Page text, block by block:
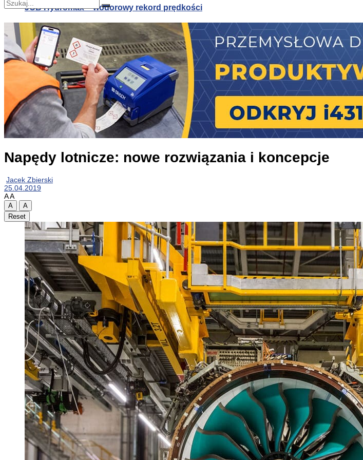
JCB Hydromax – wodorowy rekord prędkości
Biopolimerowa pianka alternatywą dla polistyrenu
Turbiny gazowe zasilane wodorem? To nie takie proste
Alternatywa dla klimatyzacji: druk 3D systemów pasywnego chłodzenia
JCB Hydromax – wodorowy rekord prędkości
Biopolimerowa pianka alternatywą dla polistyrenu
Turbiny gazowe zasilane wodorem? To nie takie proste
Nie znaleziono
Zobacz wszystkie wyniki
Napędy lotnicze: nowe rozwiązania i koncepcje
Jacek Zbierski
25.04.2019
AA
A
A
Reset